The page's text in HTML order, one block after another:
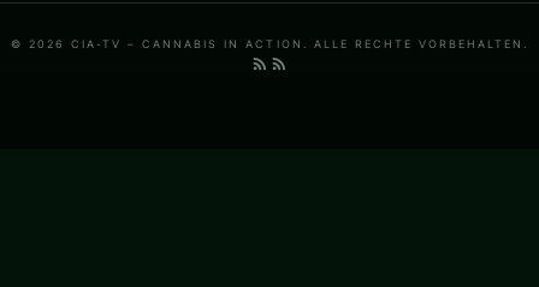
© 2026 CIA-TV – CANNABIS IN ACTION. ALLE RECHTE VORBEHALTEN.